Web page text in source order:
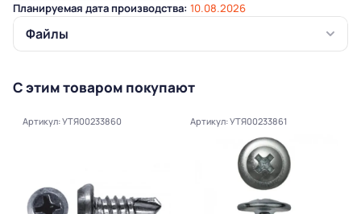
Планируемая дата производства: 10.08.2026
Файлы
С этим товаром покупают
Артикул: УТЯ00233860 Артикул: УТЯ00233861